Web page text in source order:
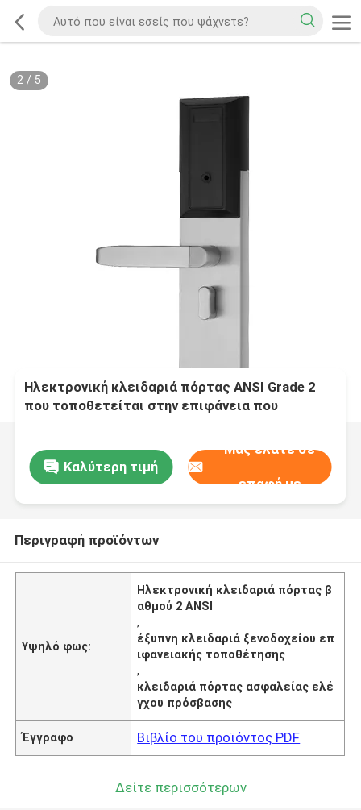
2/ 5
Ηλεκτρονική κλειδαριά πόρτας ANSI Grade 2
που τοποθετείται στην επιφάνεια που
Καλύτερη τιμή
Μας ελάτε σε
επαφή με
Περιγραφή προϊόντων
Υψηλό φως:
Ηλεκτρονική κλειδαριά πόρτας β
αθμού 2 ANSI
,
έξυπνη κλειδαριά ξενοδοχείου επ
ιφανειακής τοποθέτησης
,
κλειδαριά πόρτας ασφαλείας ελέ
γχου πρόσβασης
Έγγραφο Βιβλίο του προϊόντος PDF
Δείτε περισσότερων